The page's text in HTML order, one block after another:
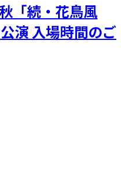
「続・花鳥風
演 入場時間のご